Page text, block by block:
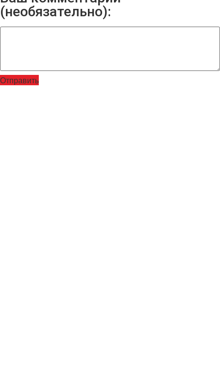
(необязательно):
Отправить